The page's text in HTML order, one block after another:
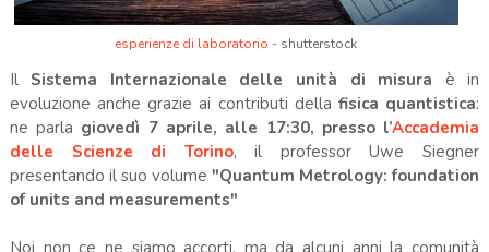
esperienze di laboratorio - shutterstock
Il Sistema Internazionale delle unità di misura è in
evoluzione anche grazie ai contributi della fisica quantistica:
ne parla giovedì 7 aprile, alle 17:30, presso l’Accademia
delle Scienze di Torino, il professor Uwe Siegner
presentando il suo volume "Quantum Metrology: foundation
of units and measurements"